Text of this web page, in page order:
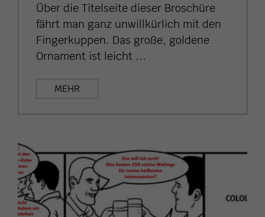
Über die Titelseite dieser Broschüre
fährt man ganz unwillkürlich mit den
Fingerkuppen. Das große, goldene
Ornament ist leicht ...
MEHR